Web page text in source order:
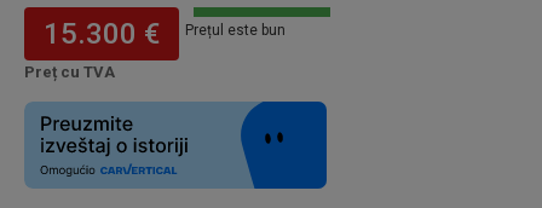
15.300 €
Preț cu TVA
Prețul este bun